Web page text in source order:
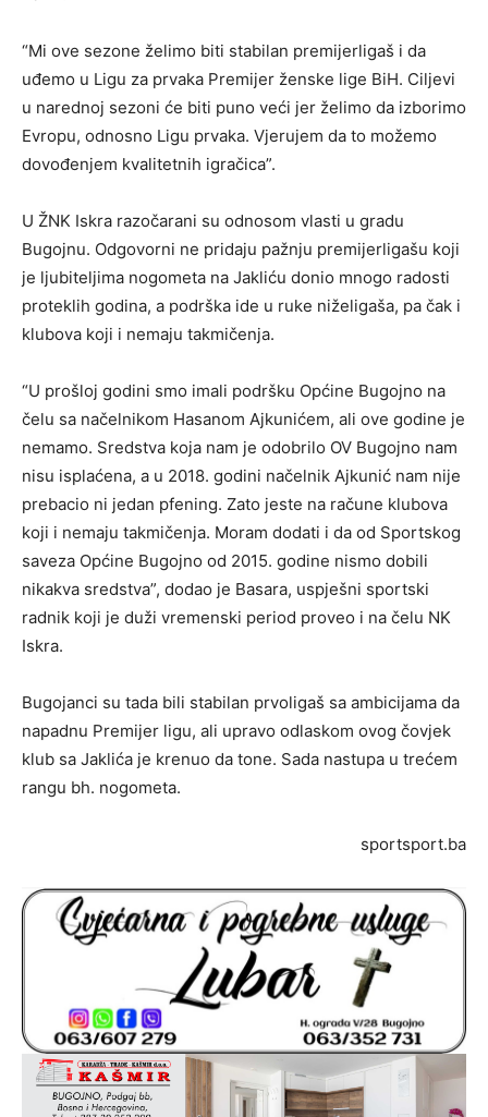
“Mi ove sezone želimo biti stabilan premijerligaš i da
uđemo u Ligu za prvaka Premijer ženske lige BiH. Ciljevi
u narednoj sezoni će biti puno veći jer želimo da izborimo
Evropu, odnosno Ligu prvaka. Vjerujem da to možemo
dovođenjem kvalitetnih igračica”.
U ŽNK Iskra razočarani su odnosom vlasti u gradu
Bugojnu. Odgovorni ne pridaju pažnju premijerligašu koji
je ljubiteljima nogometa na Jakliću donio mnogo radosti
proteklih godina, a podrška ide u ruke niželigaša, pa čak i
klubova koji i nemaju takmičenja.
“U prošloj godini smo imali podršku Općine Bugojno na
čelu sa načelnikom Hasanom Ajkunićem, ali ove godine je
nemamo. Sredstva koja nam je odobrilo OV Bugojno nam
nisu isplaćena, a u 2018. godini načelnik Ajkunić nam nije
prebacio ni jedan pfening. Zato jeste na račune klubova
koji i nemaju takmičenja. Moram dodati i da od Sportskog
saveza Općine Bugojno od 2015. godine nismo dobili
nikakva sredstva”, dodao je Basara, uspješni sportski
radnik koji je duži vremenski period proveo i na čelu NK
Iskra.
Bugojanci su tada bili stabilan prvoligaš sa ambicijama da
napadnu Premijer ligu, ali upravo odlaskom ovog čovjek
klub sa Jaklića je krenuo da tone. Sada nastupa u trećem
rangu bh. nogometa.
sportsport.ba